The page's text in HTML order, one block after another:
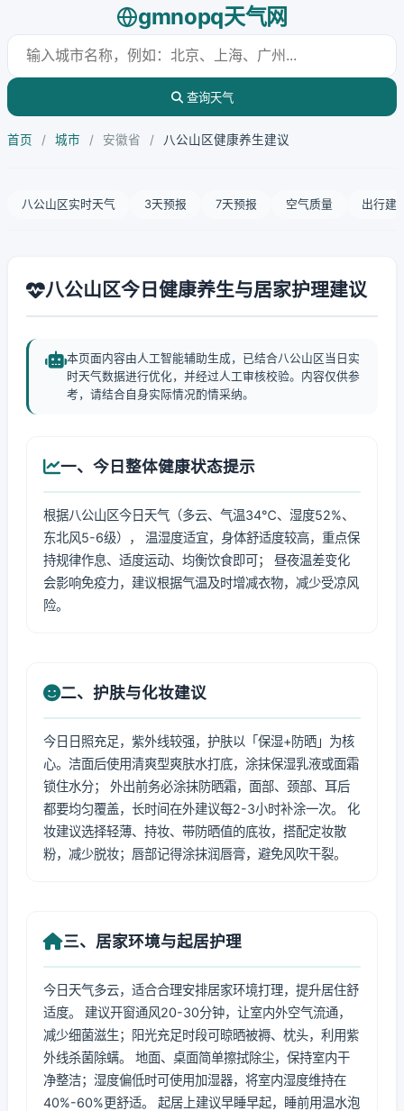
gmnopq天气网
查询天气
首页 / 城市 / 安徽省 / 八公山区健康养生建议
八公山区实时天气 3天预报 7天预报 空气质量 出行建
八公山区今日健康养生与居家护理建议
本页面内容由人工智能辅助生成，已结合八公山区当日实
时天气数据进行优化，并经过人工审核校验。内容仅供参
考，请结合自身实际情况酌情采纳。
一、今日整体健康状态提示
根据八公山区今日天气（多云、气温34℃、湿度52%、
东北风5-6级）， 温湿度适宜，身体舒适度较高，重点保
持规律作息、适度运动、均衡饮食即可； 昼夜温差变化
会影响免疫力，建议根据气温及时增减衣物，减少受凉风
险。
二、护肤与化妆建议
今日日照充足，紫外线较强，护肤以「保湿+防晒」为核
心。洁面后使用清爽型爽肤水打底，涂抹保湿乳液或面霜
锁住水分； 外出前务必涂抹防晒霜，面部、颈部、耳后
都要均匀覆盖，长时间在外建议每2-3小时补涂一次。 化
妆建议选择轻薄、持妆、带防晒值的底妆，搭配定妆散
粉，减少脱妆；唇部记得涂抹润唇膏，避免风吹干裂。
三、居家环境与起居护理
今日天气多云，适合合理安排居家环境打理，提升居住舒
适度。 建议开窗通风20-30分钟，让室内外空气流通，
减少细菌滋生；阳光充足时段可晾晒被褥、枕头，利用紫
外线杀菌除螨。 地面、桌面简单擦拭除尘，保持室内干
净整洁；湿度偏低时可使用加湿器，将室内湿度维持在
40%-60%更舒适。 起居上建议早睡早起，睡前用温水泡